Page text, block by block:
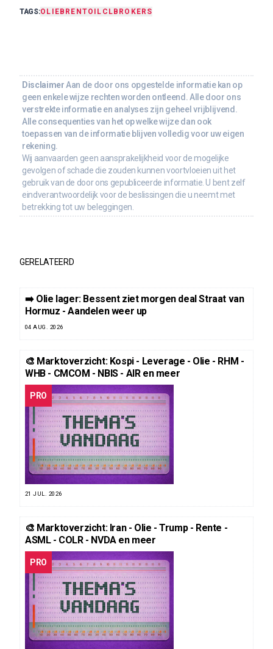
TAGS:OLIE BRENTOIL CL BROKERS
Disclaimer Aan de door ons opgestelde informatie kan op
geen enkele wijze rechten worden ontleend. Alle door ons
verstrekte informatie en analyses zijn geheel vrijblijvend.
Alle consequenties van het op welke wijze dan ook
toepassen van de informatie blijven volledig voor uw eigen
rekening.
Wij aanvaarden geen aansprakelijkheid voor de mogelijke
gevolgen of schade die zouden kunnen voortvloeien uit het
gebruik van de door ons gepubliceerde informatie. U bent zelf
eindverantwoordelijk voor de beslissingen die u neemt met
betrekking tot uw beleggingen.
GERELATEERD
➡️ Olie lager: Bessent ziet morgen deal Straat van
Hormuz - Aandelen weer up
04 AUG. 2026
🎨 Marktoverzicht: Kospi - Leverage - Olie - RHM -
WHB - CMCOM - NBIS - AIR en meer
PRO
21 JUL. 2026
🎨 Marktoverzicht: Iran - Olie - Trump - Rente -
ASML - COLR - NVDA en meer
PRO